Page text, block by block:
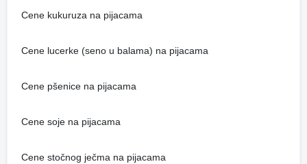
Cene kukuruza na pijacama
Cene lucerke (seno u balama) na pijacama
Cene pšenice na pijacama
Cene soje na pijacama
Cene stočnog ječma na pijacama